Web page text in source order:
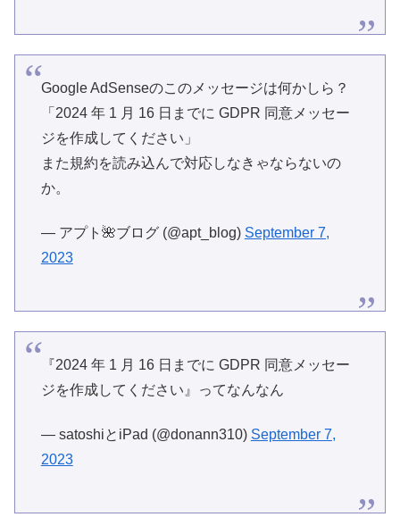
Google AdSenseのこのメッセージは何かしら？
「2024 年 1 月 16 日までに GDPR 同意メッセー
ジを作成してください」
また規約を読み込んで対応しなきゃならないの
か。
— アプト🌺ブログ (@apt_blog) September 7,
2023
『2024 年 1 月 16 日までに GDPR 同意メッセー
ジを作成してください』ってなんなん
— satoshiとiPad (@donann310) September 7,
2023